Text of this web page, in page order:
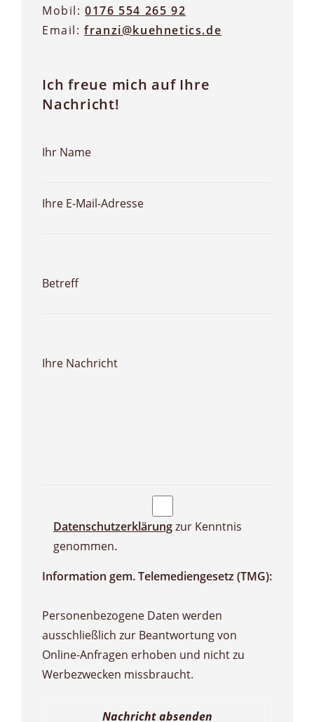
Mobil:0176 554 265 92
Email:franzi@kuehnetics.de
Ich freue mich auf Ihre
Nachricht!
Ihr Name
Ihre E-Mail-Adresse
Betreff
Ihre Nachricht
Datenschutzerklärungzur Kenntnis
genommen.
Information gem. Telemediengesetz (TMG):
Personenbezogene Daten werden
ausschließlich zur Beantwortung von
Online-Anfragen erhoben und nicht zu
Werbezwecken missbraucht.